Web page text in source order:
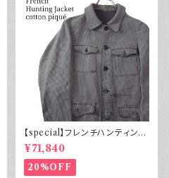
【special】フレンチハンティング
ジャケット コットンピケ 動物ボ
タン50s
¥71,840
20%OFF